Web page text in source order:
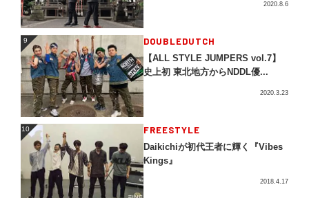
2020.8.6
9 DOUBLEDUTCH
【ALL STYLE JUMPERS vol.7】
史上初 東北地方からNDDL優...
2020.3.23
10 FREESTYLE
Daikichiが初代王者に輝く『Vibes
Kings』
2018.4.17